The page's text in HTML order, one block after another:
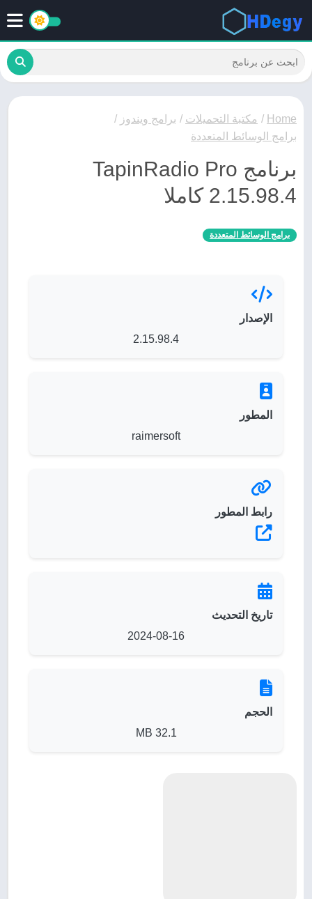
Home
/ مكتبة التحميلات / برامج ويندوز /
برامج الوسائط المتعددة
برنامج TapinRadio Pro
2.15.98.4 كاملا
برامج الوسائط المتعددة
الإصدار
2.15.98.4
المطور
raimersoft
رابط المطور
تاريخ التحديث
2024-08-16
الحجم
32.1 MB